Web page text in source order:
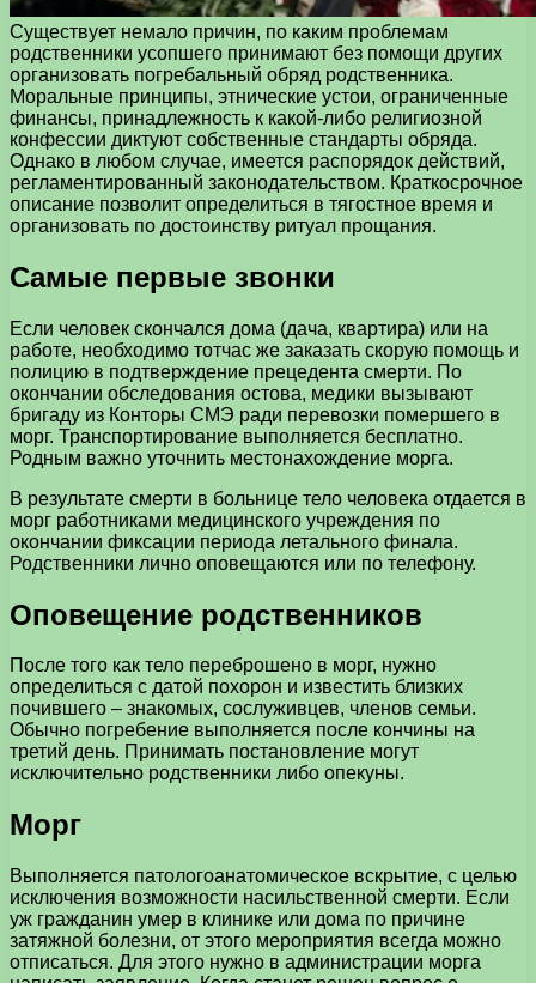
Существует немало причин, по каким проблемам
родственники усопшего принимают без помощи других
организовать погребальный обряд родственника.
Моральные принципы, этнические устои, ограниченные
финансы, принадлежность к какой-либо религиозной
конфессии диктуют собственные стандарты обряда.
Однако в любом случае, имеется распорядок действий,
регламентированный законодательством. Краткосрочное
описание позволит определиться в тягостное время и
организовать по достоинству ритуал прощания.
Самые первые звонки
Если человек скончался дома (дача, квартира) или на
работе, необходимо тотчас же заказать скорую помощь и
полицию в подтверждение прецедента смерти. По
окончании обследования остова, медики вызывают
бригаду из Конторы СМЭ ради перевозки помершего в
морг. Транспортирование выполняется бесплатно.
Родным важно уточнить местонахождение морга.
В результате смерти в больнице тело человека отдается в
морг работниками медицинского учреждения по
окончании фиксации периода летального финала.
Родственники лично оповещаются или по телефону.
Оповещение родственников
После того как тело переброшено в морг, нужно
определиться с датой похорон и известить близких
почившего – знакомых, сослуживцев, членов семьи.
Обычно погребение выполняется после кончины на
третий день. Принимать постановление могут
исключительно родственники либо опекуны.
Морг
Выполняется патологоанатомическое вскрытие, с целью
исключения возможности насильственной смерти. Если
уж гражданин умер в клинике или дома по причине
затяжной болезни, от этого мероприятия всегда можно
отписаться. Для этого нужно в администрации морга